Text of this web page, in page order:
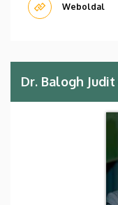
Weboldal
Dr. Balogh Judit